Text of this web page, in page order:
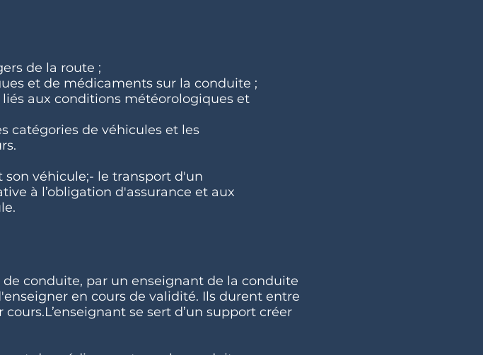
de la route ;
et de médicaments sur la conduite ;
aux conditions météorologiques et
catégories de véhicules et les
véhicule;- le transport d'un
à l’obligation d'assurance et aux
de conduite, par un enseignant de la conduite
en cours de validité. Ils durent entre
se sert d’un support créer